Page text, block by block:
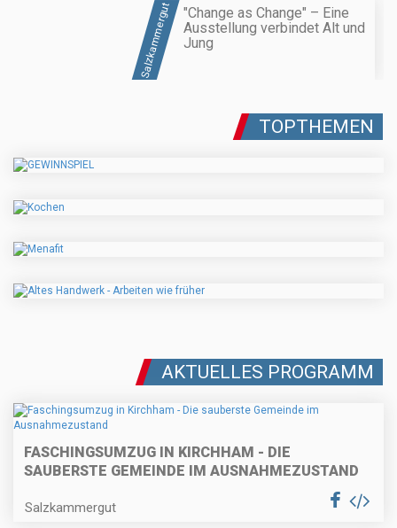
Salzkammergut
"Change as Change" – Eine
Ausstellung verbindet Alt und
Jung
TOPTHEMEN
AKTUELLES PROGRAMM
FASCHINGSUMZUG IN KIRCHHAM - DIE
SAUBERSTE GEMEINDE IM AUSNAHMEZUSTAND
Salzkammergut